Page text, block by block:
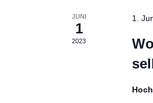
JUNI
1
2023
1.